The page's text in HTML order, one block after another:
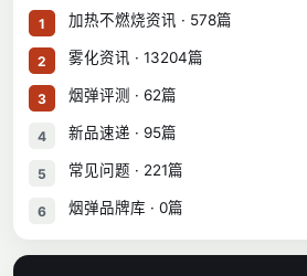
1 加热不燃烧资讯 · 578篇
2 雾化资讯 · 13204篇
3 烟弹评测 · 62篇
4 新品速递 · 95篇
5 常见问题 · 221篇
6 烟弹品牌库 · 0篇